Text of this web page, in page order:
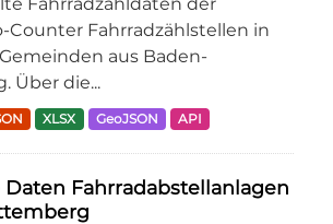
Counter Fahrradzählstellen in
aus Baden-
Über die...
XLSX GeoJSON API
Fahrradabstellanlagen